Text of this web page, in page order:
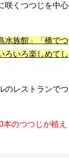
咲くつつじを中心
水族館」「橋でつ
ろいろ楽しめてし
のレストランでつ
のつつじが植え